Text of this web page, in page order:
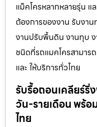
แม็คโครหลากหลายรุ่น แ
ต้องการของงาน รับงา
งานปรับพื้นดิน งานทุบ ง
ชนิดที่รถแมคโครสามาร
และ ให้บริการทั่วไทย
รับรื้อถอนเคลียร์ริ่
วัน-รายเดือน พร้
ไทย